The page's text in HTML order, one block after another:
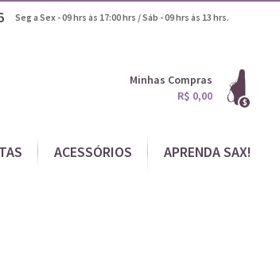
Seg a Sex - 09 hrs às 17:00 hrs / Sáb - 09 hrs às 13 hrs.
Minhas Compras
R$ 0,00
ACESSÓRIOS APRENDA SAX!